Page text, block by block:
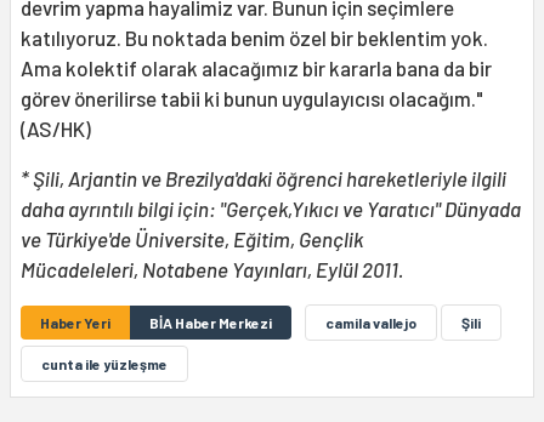
devrim yapma hayalimiz var. Bunun için seçimlere
katılıyoruz. Bu noktada benim özel bir beklentim yok.
Ama kolektif olarak alacağımız bir kararla bana da bir
görev önerilirse tabii ki bunun uygulayıcısı olacağım."
(AS/HK)
* Şili, Arjantin ve Brezilya'daki öğrenci hareketleriyle ilgili
daha ayrıntılı bilgi için: "Gerçek,Yıkıcı ve Yaratıcı" Dünyada
ve Türkiye'de Üniversite, Eğitim, Gençlik
Mücadeleleri, Notabene Yayınları, Eylül 2011.
Haber Yeri BİA Haber Merkezi camila vallejo Şili
cunta ile yüzleşme